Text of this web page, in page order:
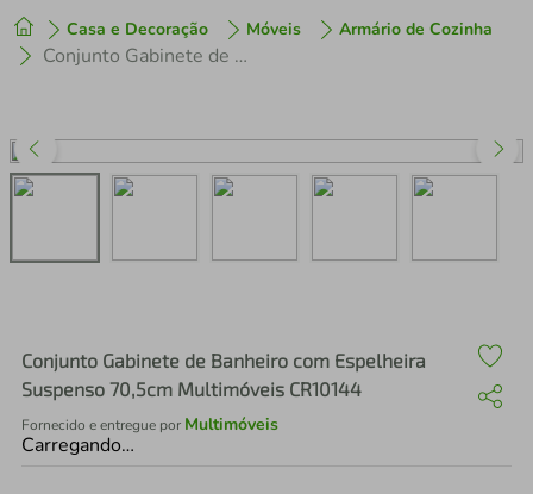
Casa e Decoração Móveis Armário de Cozinha
Conjunto Gabinete de Banheiro com Espelheira Suspenso 70,5cm Multimóveis CR10144
Conjunto Gabinete de Banheiro com Espelheira
Suspenso 70,5cm Multimóveis CR10144
Fornecido e entregue por Multimóveis
Carregando…
1º tenis
perfume